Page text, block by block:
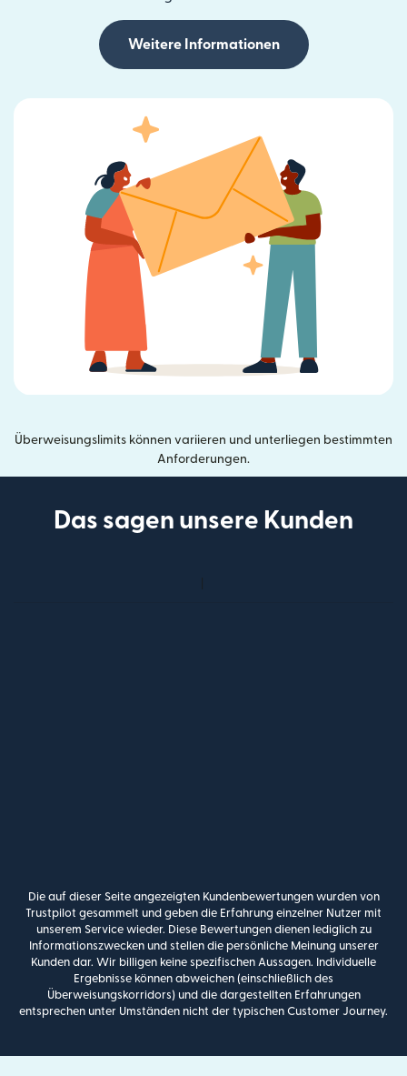
Weitere Informationen
Überweisungslimits können variieren und unterliegen bestimmten
Anforderungen.
Das sagen unsere Kunden
Die auf dieser Seite angezeigten Kundenbewertungen wurden von
Trustpilot gesammelt und geben die Erfahrung einzelner Nutzer mit
unserem Service wieder. Diese Bewertungen dienen lediglich zu
Informationszwecken und stellen die persönliche Meinung unserer
Kunden dar. Wir billigen keine spezifischen Aussagen. Individuelle
Ergebnisse können abweichen (einschließlich des
Überweisungskorridors) und die dargestellten Erfahrungen
entsprechen unter Umständen nicht der typischen Customer Journey.